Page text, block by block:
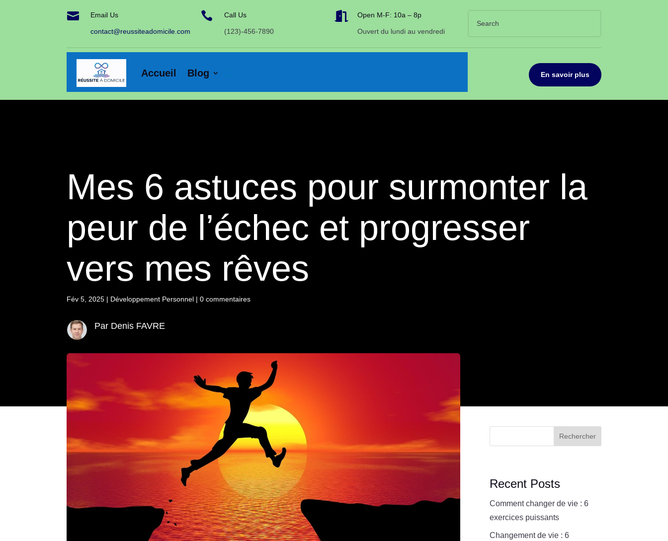
 Email Us
contact@reussiteadomicile.com
 Call Us
(123)-456-7890
 Open M-F: 10a – 8p
Ouvert du lundi au vendredi
Accueil Blog En savoir plus
Mes 6 astuces pour surmonter la
peur de l’échec et progresser
vers mes rêves
Fév 5, 2025 | Développement Personnel |0 commentaires
Par Denis FAVRE
Rechercher
Recent Posts
Comment changer de vie : 6
exercices puissants
Changement de vie : 6